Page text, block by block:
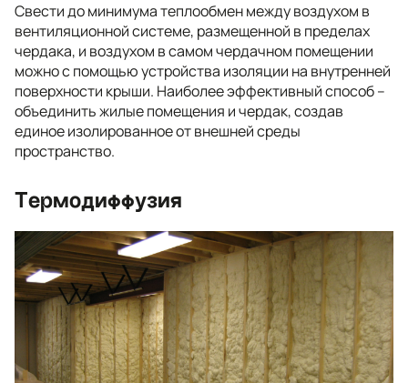
Свести до минимума теплообмен между воздухом в
вентиляционной системе, размещенной в пределах
чердака, и воздухом в самом чердачном помещении
можно с помощью устройства изоляции на внутренней
поверхности крыши. Наиболее эффективный способ –
объединить жилые помещения и чердак, создав
единое изолированное от внешней среды
пространство.
Термодиффузия